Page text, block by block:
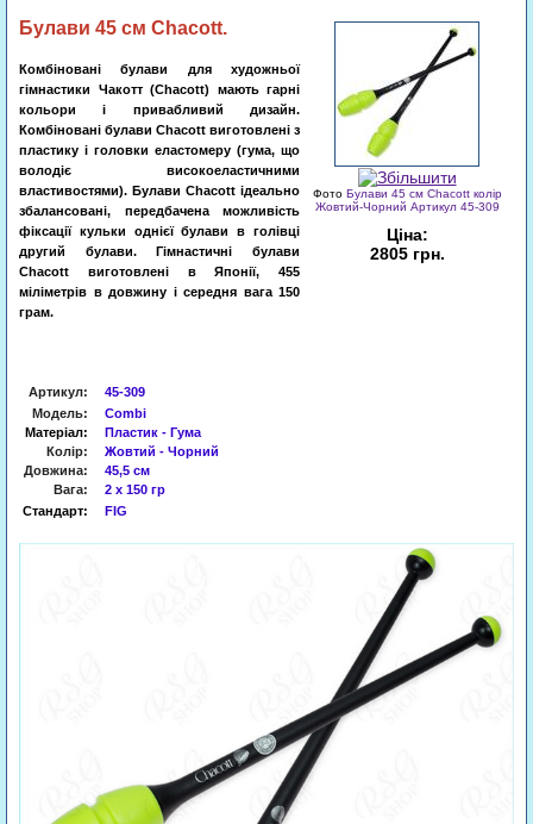
Фото Булави 45 cм Chacott колір
Жовтий-Чорний Артикул 45-309
Ціна:
2805 грн.
Булави 45 см Chacott.
Комбіновані булави для художньої
гімнастики Чакотт (Chacott) мають гарні
кольори і привабливий дизайн.
Комбіновані булави Chacott виготовлені з
пластику і головки еластомеру (гума, що
володіє високоеластичними
властивостями). Булави Chacott ідеально
збалансовані, передбачена можливість
фіксації кульки однієї булави в голівці
другий булави. Гімнастичні булави
Chacott виготовлені в Японії, 455
міліметрів в довжину і середня вага 150
грам.
Артикул:
45-309
Модель:
Combi
Матеріал:
Пластик - Гума
Колір:
Жовтий - Чорний
Довжина:
45,5 см
Вага:
2 х 150 гр
Стандарт:
FIG